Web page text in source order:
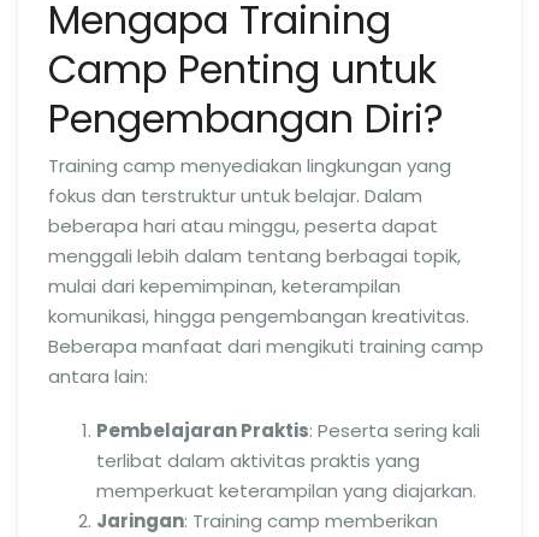
Mengapa Training
Camp Penting untuk
Pengembangan Diri?
Training camp menyediakan lingkungan yang
fokus dan terstruktur untuk belajar. Dalam
beberapa hari atau minggu, peserta dapat
menggali lebih dalam tentang berbagai topik,
mulai dari kepemimpinan, keterampilan
komunikasi, hingga pengembangan kreativitas.
Beberapa manfaat dari mengikuti training camp
antara lain:
Pembelajaran Praktis: Peserta sering kali
terlibat dalam aktivitas praktis yang
memperkuat keterampilan yang diajarkan.
Jaringan: Training camp memberikan